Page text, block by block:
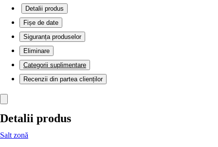
Detalii produs
Fișe de date
Siguranța produselor
Eliminare
Categorii suplimentare
Recenzii din partea clienților
Detalii produs
Salt zonă